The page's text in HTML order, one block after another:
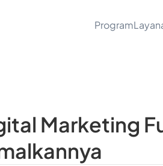
Program
Marketing